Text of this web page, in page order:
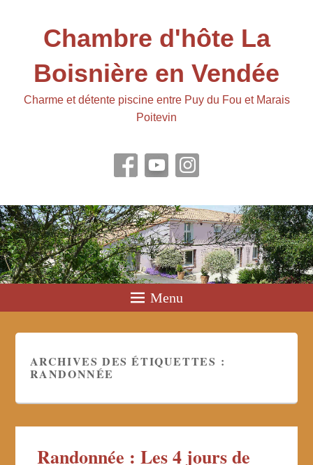
Chambre d'hôte La
Boisnière en Vendée
Charme et détente piscine entre Puy du Fou et Marais
Poitevin
Menu
ARCHIVES DES ÉTIQUETTES :
RANDONNÉE
Randonnée : Les 4 jours de